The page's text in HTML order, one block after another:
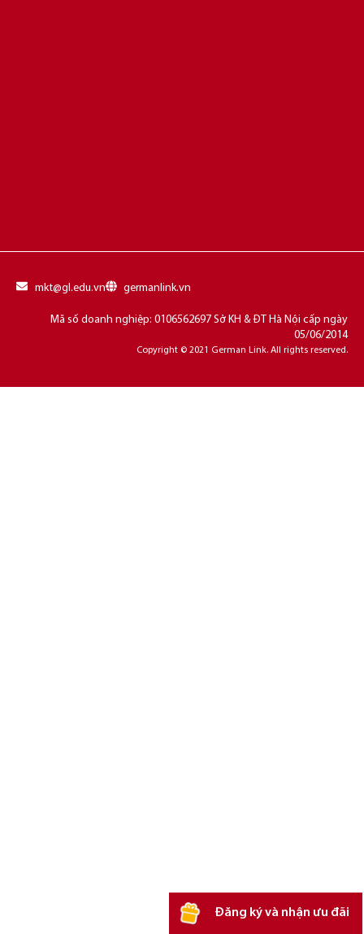
mkt@gl.edu.vn germanlink.vn
Mã số doanh nghiệp: 0106562697 Sở KH & ĐT Hà Nội cấp ngày
05/06/2014
Copyright © 2021 German Link. All rights reserved.
Đăng ký và nhận ưu đãi